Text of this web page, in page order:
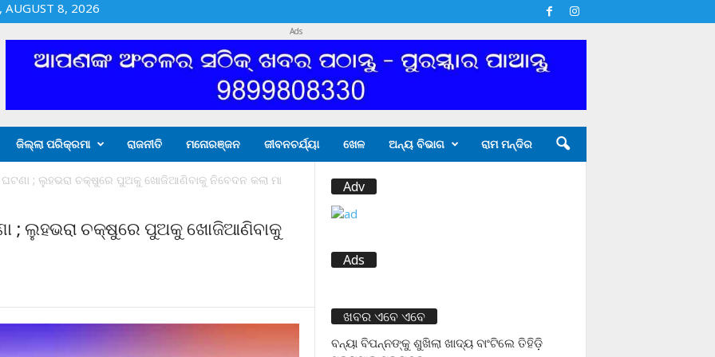
AUGUST 8, 2026
Ads
ଜିଲ୍ଲା ପରିକ୍ରମା ରାଜନୀତି ମନୋରଞ୍ଜନ ଜୀବନଚର୍ଯ୍ୟା ଖେଳ ଅନ୍ୟ ବିଭାଗ ରାମ ମନ୍ଦିର
; ଲୁହଭରା ଚକ୍ଷୁରେ ପୁଅକୁ ଖୋଜିଆଣିବାକୁ ନିବେଦନ କଲା ମା
; ଲୁହଭରା ଚକ୍ଷୁରେ ପୁଅକୁ ଖୋଜିଆଣିବାକୁ
Adv
Ads
ଖବର ଏବେ ଏବେ
ବନ୍ୟା ବିପନ୍ନଙ୍କୁ ଶୁଖିଲା ଖାଦ୍ୟ ବାଂଟିଲେ ତିହିଡି଼